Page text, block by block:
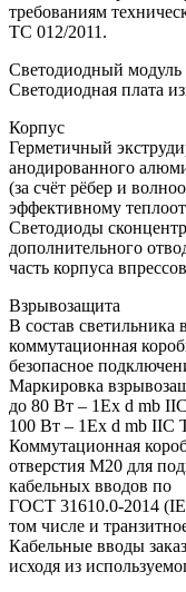
требованиям
ТС 012/2011.
Светодиодный модуль
Светодиодная плата
Корпус
Герметичный
анодированного
(за счёт рёбер и
эффективному
Светодиоды
дополнительного
часть корпуса
Взрывозащита
В состав
коммутационная
безопасное
Маркировка
до 80 Вт – 1Ex d mb
100 Вт – 1Ex d mb IIC
Коммутационная
отверстия M20 для
кабельных вводов по
ГОСТ 31610.0-2014
том числе и
Кабельные вводы
исходя из